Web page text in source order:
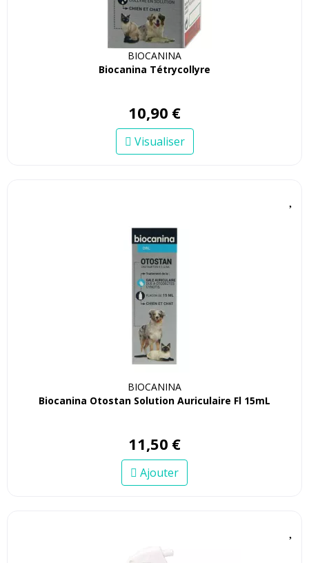
BIOCANINA
Biocanina Tétrycollyre
10,90 €
Visualiser
BIOCANINA
Biocanina Otostan Solution Auriculaire Fl 15mL
11,50 €
Ajouter